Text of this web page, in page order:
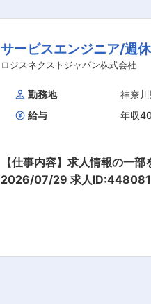
サービスエンジニア/週
ロジスネクストジャパン株式会社
勤務地
神奈
給与
年収
【仕事内容】求人情報の一部
2026/07/29 求人ID:448081 ロジスネクストジャパン株式会社 横浜支店 <大手メーカー直系で長く働ける> 年間休日132日&土日祝完全休み